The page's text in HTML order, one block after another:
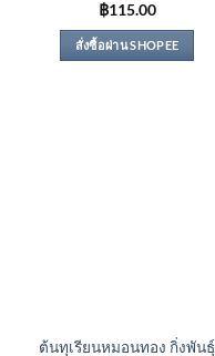
฿115.00
สั่งซื้อผ่าน SHOPEE
ต้นทุเรียนหมอนทอง กิ่งพันธุ์